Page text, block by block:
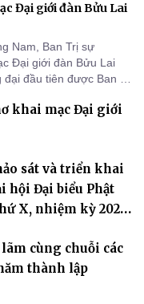
Đại giới đàn Bửu Lai
Nam, Ban Trị sự
Đại giới đàn Bửu Lai
đầu tiên được Ban Trị
truyền giới, đào tạo
khai mạc Đại giới
sát và triển khai
hội Đại biểu Phật
X, nhiệm kỳ 2026-
cùng chuỗi các
thành lập